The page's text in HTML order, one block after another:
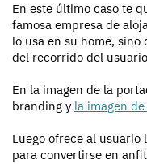
En este último caso te
famosa empresa de
lo usa en su home,
del recorrido del
En la imagen de la
branding y la imagen
Luego ofrece al
para convertirse en